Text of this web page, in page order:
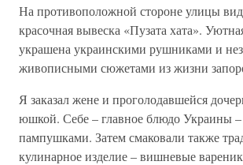
На противоположной стороне улицы
красочная вывеска «Пузата хата».
украшена украинскими рушниками и
живописными сюжетами из жизни
Я заказал жене и проголодавшейся
юшкой. Себе – главное блюдо Украины
пампушками. Затем смаковали также
кулинарное изделие – вишневые